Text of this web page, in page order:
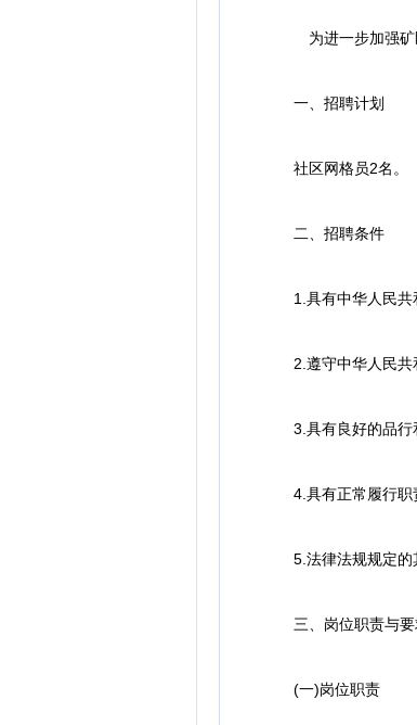
为进一步加强矿区
一、招聘计划
社区网格员2名。
二、招聘条件
1.具有中华人民共
2.遵守中华人民共
3.具有良好的品行
4.具有正常履行职
5.法律法规规定的
三、岗位职责与要
(一)岗位职责